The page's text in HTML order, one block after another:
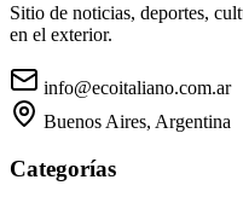
Sitio de noticias, deportes,
en el exterior.
info@ecoitaliano.com.ar
Buenos Aires, Argentina
Categorías